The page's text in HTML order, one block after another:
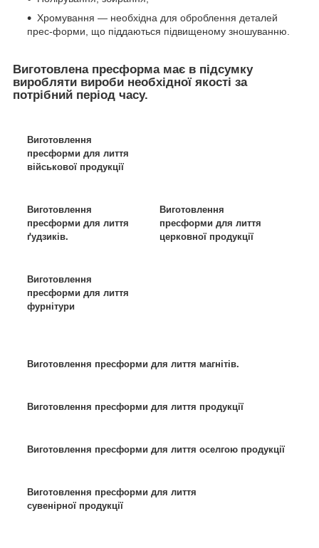
Хромування — необхідна для оброблення деталей
прес-форми, що піддаються підвищеному зношуванню.
Виготовлена пресформа має в підсумку
виробляти вироби необхідної якості за
потрібний період часу.
Виготовлення
пресформи для лиття
військової продукції
Виготовлення
пресформи для лиття
ґудзиків.
Виготовлення
пресформи для лиття
церковної продукції
Виготовлення
пресформи для лиття
фурнітури
Виготовлення пресформи для лиття магнітів.
Виготовлення пресформи для лиття продукції
Виготовлення пресформи для лиття оселгою продукції
Виготовлення пресформи для лиття
сувенірної продукції